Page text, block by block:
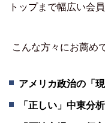
トップまで幅広い会
こんな方々にお薦め
アメリカ政治の「
「正しい」中東分